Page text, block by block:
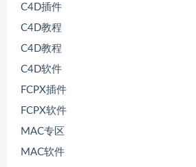
C4D插件
C4D教程
C4D教程
C4D软件
FCPX插件
FCPX软件
MAC专区
MAC软件